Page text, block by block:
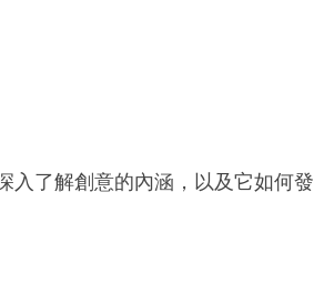
入了解創意的內涵，以及它如何發